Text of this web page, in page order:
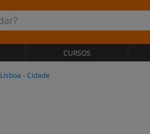
CURSOS
Lisboa - Cidade